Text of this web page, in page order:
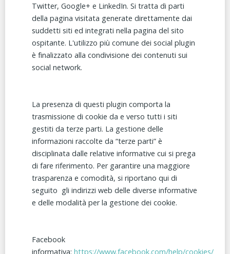
Twitter, Google+ e LinkedIn. Si tratta di parti
della pagina visitata generate direttamente dai
suddetti siti ed integrati nella pagina del sito
ospitante. L'utilizzo più comune dei social plugin
è finalizzato alla condivisione dei contenuti sui
social network.
La presenza di questi plugin comporta la
trasmissione di cookie da e verso tutti i siti
gestiti da terze parti. La gestione delle
informazioni raccolte da “terze parti” è
disciplinata dalle relative informative cui si prega
di fare riferimento. Per garantire una maggiore
trasparenza e comodità, si riportano qui di
seguito gli indirizzi web delle diverse informative
e delle modalità per la gestione dei cookie.
Facebook
informativa: https://www.facebook.com/help/cookies/